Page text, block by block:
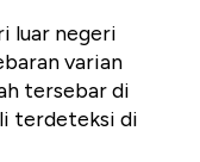
luar negeri
varian
tersebar di
terdeteksi di